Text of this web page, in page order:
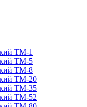
ТМ-1
ТМ-5
ТМ-8
ТМ-20
ТМ-35
ТМ-52